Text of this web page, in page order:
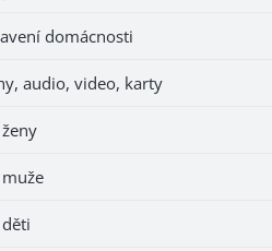
domácnosti
audio, video, karty